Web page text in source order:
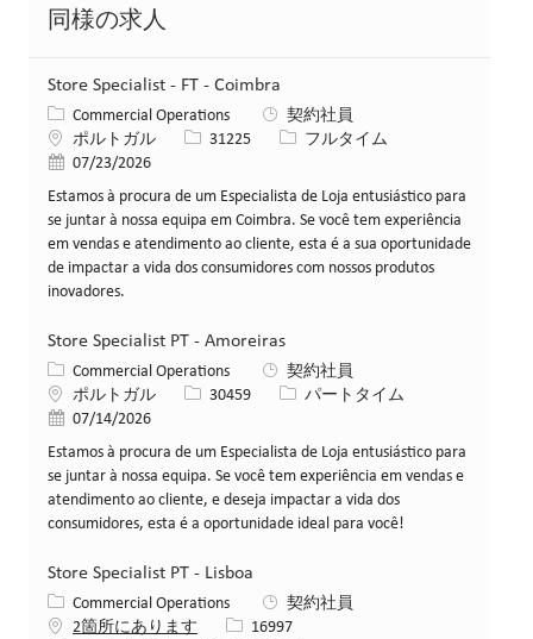
同様の求人
Store Specialist - FT - Coimbra
カテゴリー
Commercial Operations
契約社員
場所ポルトガル 求人ID31225 役職フルタイム
投稿日07/23/2026
Estamos à procura de um Especialista de Loja entusiástico para
se juntar à nossa equipa em Coimbra. Se você tem experiência
em vendas e atendimento ao cliente, esta é a sua oportunidade
de impactar a vida dos consumidores com nossos produtos
inovadores.
Store Specialist PT - Amoreiras
カテゴリー
Commercial Operations
契約社員
場所ポルトガル 求人ID30459 役職パートタイム
投稿日07/14/2026
Estamos à procura de um Especialista de Loja entusiástico para
se juntar à nossa equipa. Se você tem experiência em vendas e
atendimento ao cliente, e deseja impactar a vida dos
consumidores, esta é a oportunidade ideal para você!
Store Specialist PT - Lisboa
カテゴリー
Commercial Operations
契約社員
2箇所にあります
求人ID16997